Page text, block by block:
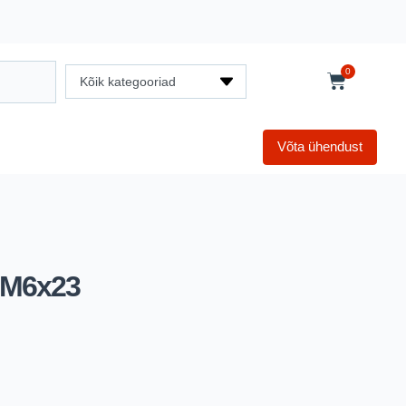
Kõik kategooriad
0
Võta ühendust